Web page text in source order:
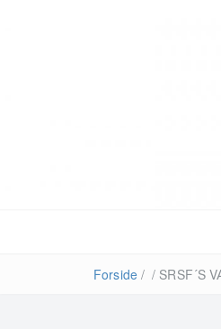
Forside / / SRSF´S